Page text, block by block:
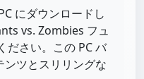
にダウンロードし
vs. Zombies フュ
ださい。この PC バ
ツとスリリングな